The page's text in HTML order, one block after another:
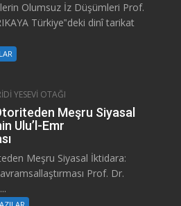
Olumsuz İz Düşümleri Prof.
Türkiye‟deki dinî tarikat
YESEVİ OTAĞI
Meşru Siyasal
Ulu’l-Emr
Meşru Siyasal İktidara:
Prof. Dr.